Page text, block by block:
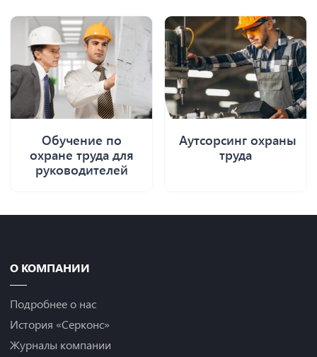
Обучение по
охране труда для
руководителей
Аутсорсинг охраны
труда
О КОМПАНИИ
Подробнее о нас
История «Серконс»
Журналы компании